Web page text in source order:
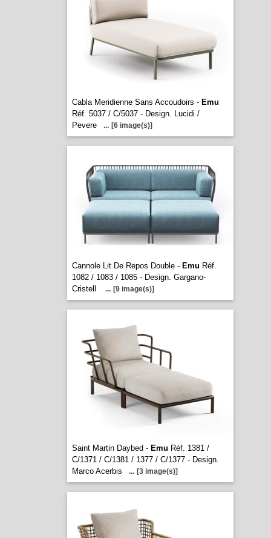
Cabla Meridienne Sans Accoudoirs - Emu
Réf. 5037 / C/5037 - Design. Lucidi /
Pevere
... [6 image(s)]
Cannole Lit De Repos Double - Emu Réf.
1082 / 1083 / 1085 - Design. Gargano-
Cristell
... [9 image(s)]
Saint Martin Daybed - Emu Réf. 1381 /
C/1371 / C/1381 / 1377 / C/1377 - Design.
Marco Acerbis
... [3 image(s)]